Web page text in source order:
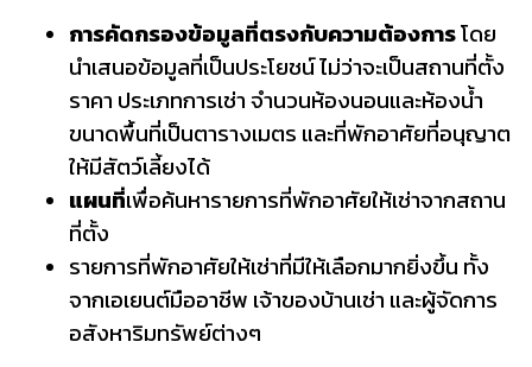
การคัดกรองข้อมูลที่ตรงกับความต้องการโดย
นำเสนอข้อมูลที่เป็นประโยชน์ ไม่ว่าจะเป็นสถานที่ตั้ง
ราคา ประเภทการเช่า จำนวนห้องนอนและห้องน้ำ
ขนาดพื้นที่เป็นตารางเมตร และที่พักอาศัยที่อนุญาต
ให้มีสัตว์เลี้ยงได้
แผนที่เพื่อค้นหารายการที่พักอาศัยให้เช่าจากสถาน
ที่ตั้ง
รายการที่พักอาศัยให้เช่าที่มีให้เลือกมากยิ่งขึ้น ทั้ง
จากเอเยนต์มืออาชีพ เจ้าของบ้านเช่า และผู้จัดการ
อสังหาริมทรัพย์ต่างๆ